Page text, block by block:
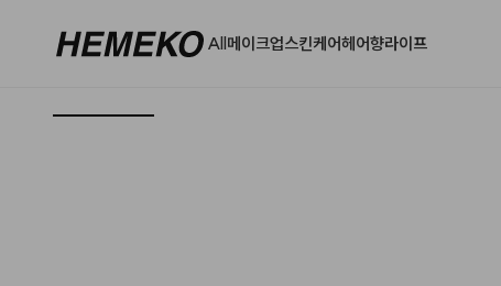
All메이크업스킨케어헤어향라이프